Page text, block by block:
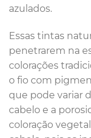
azulados.
Essas tintas
penetrarem na
colorações
o fio com
que pode variar
cabelo e a
coloração